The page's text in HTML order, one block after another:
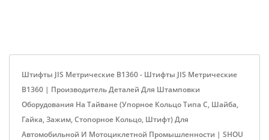
Штифты JIS Метрические B1360 - Штифты JIS Метрические
B1360 | Производитель Деталей Для Штамповки
Оборудования На Тайване (упорное Кольцо Типа C, Шайба,
Гайка, Зажим, Стопорное Кольцо, Штифт) Для
Автомобильной И Мотоциклетной Промышленности | SHOU